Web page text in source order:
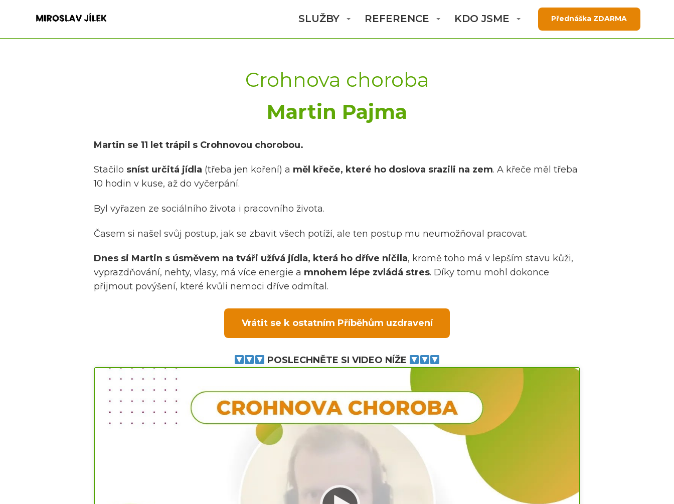
SLUŽBY REFERENCE KDO JSME Přednáška ZDARMA
Crohnova choroba
Martin Pajma
Martin se 11 let trápil s Crohnovou chorobou.
Stačilo sníst určitá jídla (třeba jen koření) a měl křeče, které ho doslova srazili na zem. A křeče měl třeba
10 hodin v kuse, až do vyčerpání.
Byl vyřazen ze sociálního života i pracovního života.
Časem si našel svůj postup, jak se zbavit všech potíží, ale ten postup mu neumožňoval pracovat.
Dnes si Martin s úsměvem na tváři užívá jídla, která ho dříve ničila, kromě toho má v lepším stavu kůži,
vyprazdňování, nehty, vlasy, má více energie a mnohem lépe zvládá stres. Díky tomu mohl dokonce
přijmout povýšení, které kvůli nemoci dříve odmítal.
Vrátit se k ostatním Příběhům uzdravení
POSLECHNĚTE SI VIDEO NÍŽE